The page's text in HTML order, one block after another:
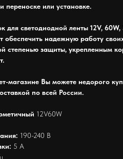
переноске или установке.
для светодиодной ленты 12V,
обеспечить надежную работу
степенью защиты, укрепленным
магазине Вы можете недорого
по всей России.
12V60W
190-240 В
5 А